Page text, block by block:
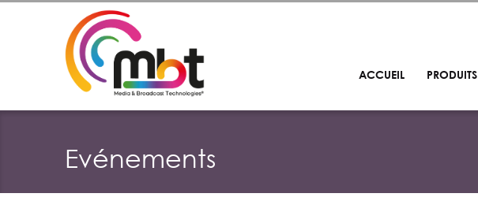
ACCUEIL PRODUITS
Evénements